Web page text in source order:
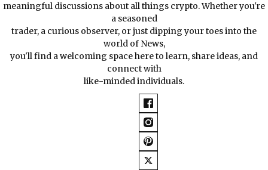
meaningful discussions about all things crypto. Whether you're
a seasoned
trader, a curious observer, or just dipping your toes into the
world of News,
you'll find a welcoming space here to learn, share ideas, and
connect with
like-minded individuals.